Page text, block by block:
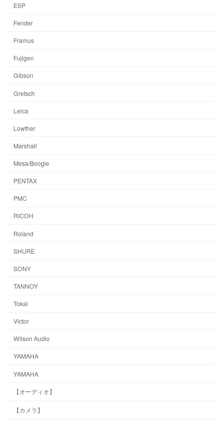
ESP
Fender
Framus
Fujigen
Gibson
Gretsch
Leica
Lowther
Marshall
Mesa/Boogie
PENTAX
PMC
RICOH
Roland
SHURE
SONY
TANNOY
Tokai
Victor
Wilson Audio
YAMAHA
YAMAHA
【オーディオ】
【カメラ】